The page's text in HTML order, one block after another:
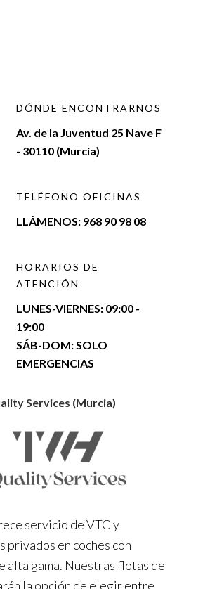
DÓNDE ENCONTRARNOS
Av. de la Juventud 25 Nave F
- 30110 (Murcia)
TELÉFONO OFICINAS
LLÁMENOS: 968 90 98 08
HORARIOS DE
ATENCIÓN
LUNES-VIERNES: 09:00 -
19:00
SÁB-DOM: SOLO
EMERGENCIAS
Services (Murcia)
servicio de VTC y
privados en coches con
alta gama. Nuestras flotas de
la opción de elegir entre